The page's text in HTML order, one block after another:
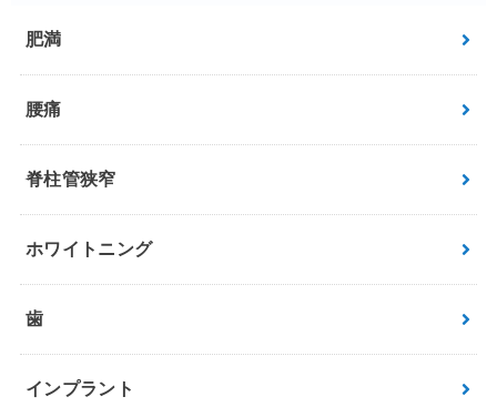
肥満
腰痛
脊柱管狭窄
ホワイトニング
歯
インプラント